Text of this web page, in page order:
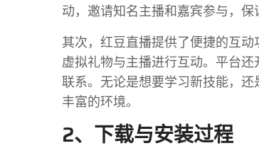
动，邀请知名主播和嘉宾参与，保
其次，红豆直播提供了便捷的互
虚拟礼物与主播进行互动。平台
联系。无论是想要学习新技能，
丰富的环境。
2、下载与安装过程